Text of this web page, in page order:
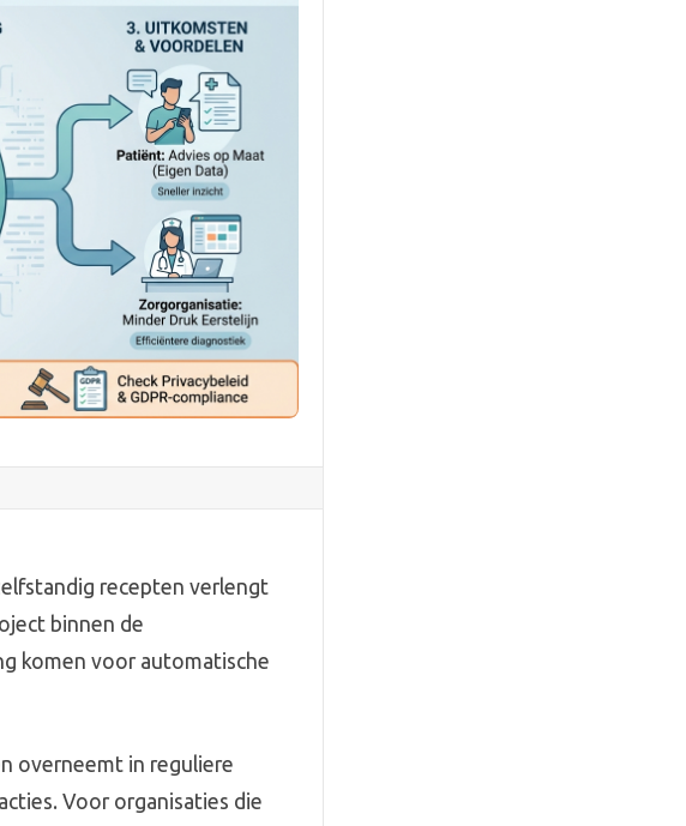
recepten verlengt
binnen de
komen voor automatische
overneemt in reguliere
Voor organisaties die